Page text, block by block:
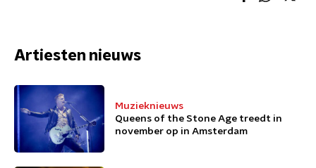
Artiesten nieuws
Muzieknieuws
Queens of the Stone Age treedt in
november op in Amsterdam